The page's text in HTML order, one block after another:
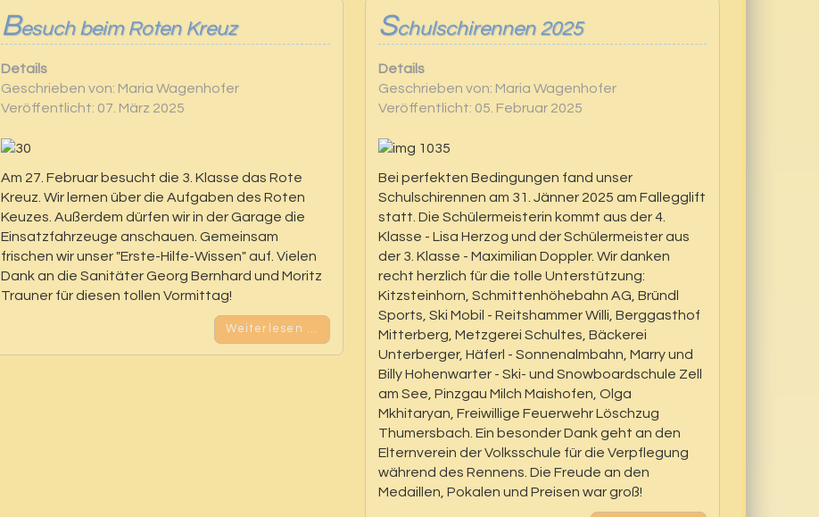
Besuch beim Roten Kreuz
Details
Geschrieben von: Maria Wagenhofer
Veröffentlicht: 07. März 2025
Am 27. Februar besucht die 3. Klasse das Rote
Kreuz. Wir lernen über die Aufgaben des Roten
Keuzes. Außerdem dürfen wir in der Garage die
Einsatzfahrzeuge anschauen. Gemeinsam
frischen wir unser "Erste-Hilfe-Wissen" auf. Vielen
Dank an die Sanitäter Georg Bernhard und Moritz
Trauner für diesen tollen Vormittag!
Weiterlesen …
Schulschirennen 2025
Details
Geschrieben von: Maria Wagenhofer
Veröffentlicht: 05. Februar 2025
Bei perfekten Bedingungen fand unser
Schulschirennen am 31. Jänner 2025 am Fallegglift
statt. Die Schülermeisterin kommt aus der 4.
Klasse - Lisa Herzog und der Schülermeister aus
der 3. Klasse - Maximilian Doppler. Wir danken
recht herzlich für die tolle Unterstützung:
Kitzsteinhorn, Schmittenhöhebahn AG, Bründl
Sports, Ski Mobil - Reitshammer Willi, Berggasthof
Mitterberg, Metzgerei Schultes, Bäckerei
Unterberger, Häferl - Sonnenalmbahn, Marry und
Billy Hohenwarter - Ski- und Snowboardschule Zell
am See, Pinzgau Milch Maishofen, Olga
Mkhitaryan, Freiwillige Feuerwehr Löschzug
Thumersbach. Ein besonder Dank geht an den
Elternverein der Volksschule für die Verpflegung
während des Rennens. Die Freude an den
Medaillen, Pokalen und Preisen war groß!